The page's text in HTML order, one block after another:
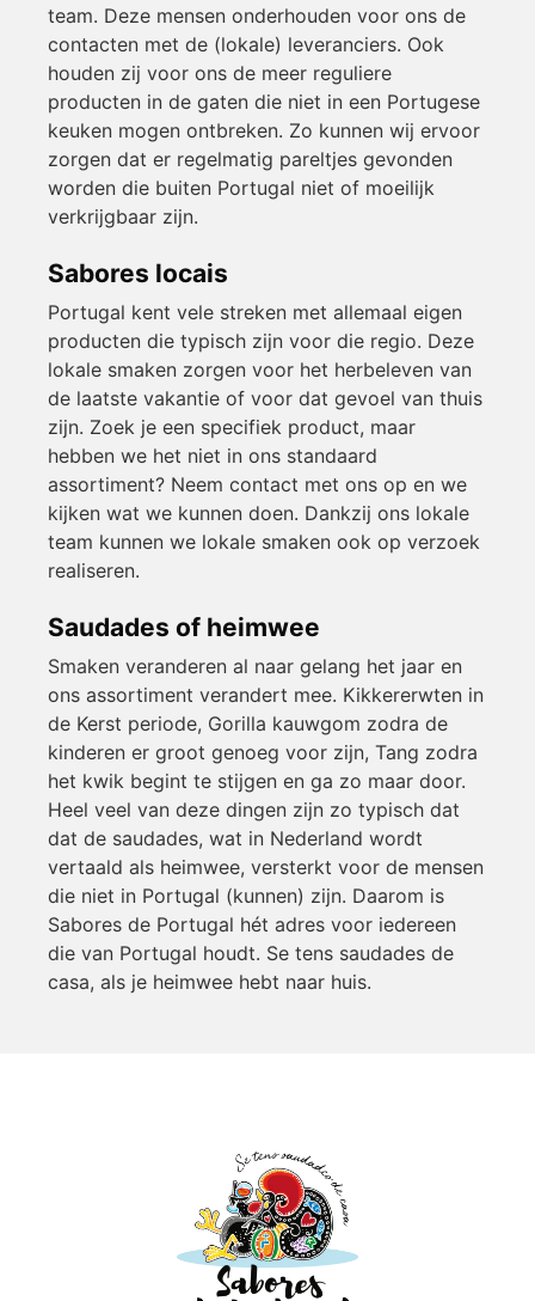
team. Deze mensen onderhouden voor ons de
contacten met de (lokale) leveranciers. Ook
houden zij voor ons de meer reguliere
producten in de gaten die niet in een Portugese
keuken mogen ontbreken. Zo kunnen wij ervoor
zorgen dat er regelmatig pareltjes gevonden
worden die buiten Portugal niet of moeilijk
verkrijgbaar zijn.
Sabores locais
Portugal kent vele streken met allemaal eigen
producten die typisch zijn voor die regio. Deze
lokale smaken zorgen voor het herbeleven van
de laatste vakantie of voor dat gevoel van thuis
zijn. Zoek je een specifiek product, maar
hebben we het niet in ons standaard
assortiment? Neem contact met ons op en we
kijken wat we kunnen doen. Dankzij ons lokale
team kunnen we lokale smaken ook op verzoek
realiseren.
Saudades of heimwee
Smaken veranderen al naar gelang het jaar en
ons assortiment verandert mee. Kikkererwten in
de Kerst periode, Gorilla kauwgom zodra de
kinderen er groot genoeg voor zijn, Tang zodra
het kwik begint te stijgen en ga zo maar door.
Heel veel van deze dingen zijn zo typisch dat
dat de saudades, wat in Nederland wordt
vertaald als heimwee, versterkt voor de mensen
die niet in Portugal (kunnen) zijn. Daarom is
Sabores de Portugal hét adres voor iedereen
die van Portugal houdt. Se tens saudades de
casa, als je heimwee hebt naar huis.